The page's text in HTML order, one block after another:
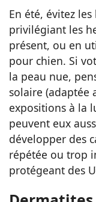
En été, évitez
privilégiant les
présent, ou en
pour chien. Si
la peau nue,
solaire (adaptée
expositions à la
peuvent eux
développer des
répétée ou trop
protégeant des